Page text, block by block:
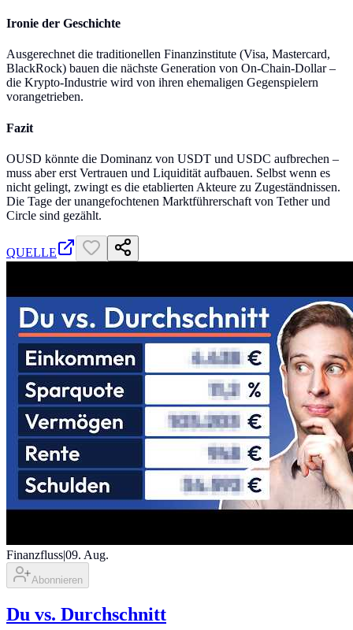
Ironie der Geschichte
Ausgerechnet die traditionellen Finanzinstitute (Visa, Mastercard,
BlackRock) bauen die nächste Generation von On-Chain-Dollar –
die Krypto-Industrie wird von ihren ehemaligen Gegenspielern
vorangetrieben.
Fazit
OUSD könnte die Dominanz von USDT und USDC aufbrechen –
muss aber erst Vertrauen und Liquidität aufbauen. Selbst wenn es
nicht gelingt, zwingt es die etablierten Akteure zu Zugeständnissen.
Die Tage der unangefochtenen Marktführerschaft von Tether und
Circle sind gezählt.
QUELLE
Finanzfluss|09. Aug.
Abonnieren
Du vs. Durchschnitt